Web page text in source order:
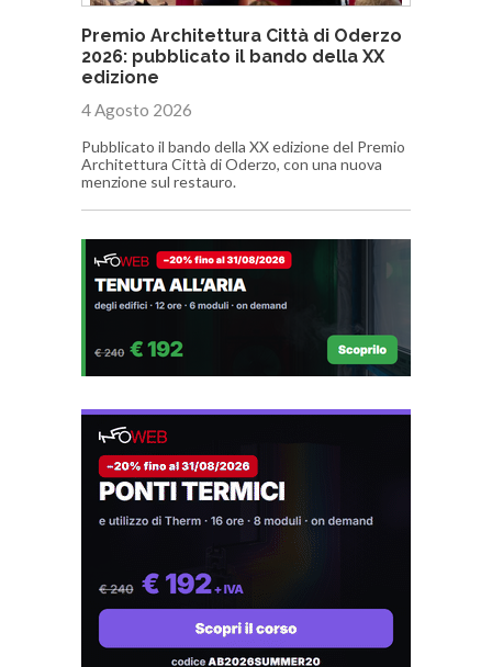
Premio Architettura Città di Oderzo
2026: pubblicato il bando della XX
edizione
4 Agosto 2026
Pubblicato il bando della XX edizione del Premio
Architettura Città di Oderzo, con una nuova
menzione sul restauro.